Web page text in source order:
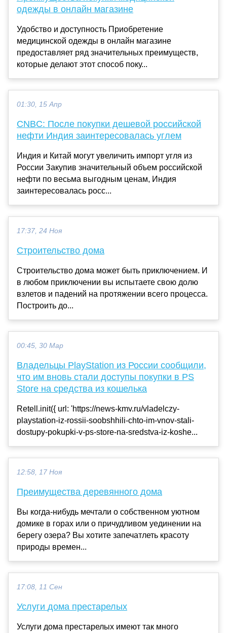
одежды в онлайн магазине
Удобство и доступность Приобретение
медицинской одежды в онлайн магазине
предоставляет ряд значительных преимуществ,
которые делают этот способ поку...
01:30, 15 Апр
CNBC: После покупки дешевой российской
нефти Индия заинтересовалась углем
Индия и Китай могут увеличить импорт угля из
России Закупив значительный объем российской
нефти по весьма выгодным ценам, Индия
заинтересовалась росс...
17:37, 24 Ноя
Строительство дома
Строительство дома может быть приключением. И
в любом приключении вы испытаете свою долю
взлетов и падений на протяжении всего процесса.
Построить до...
00:45, 30 Мар
Владельцы PlayStation из России сообщили,
что им вновь стали доступы покупки в PS
Store на средства из кошелька
Retell.init({ url: 'https://news-kmv.ru/vladelczy-
playstation-iz-rossii-soobshhili-chto-im-vnov-stali-
dostupy-pokupki-v-ps-store-na-sredstva-iz-koshe...
12:58, 17 Ноя
Преимущества деревянного дома
Вы когда-нибудь мечтали о собственном уютном
домике в горах или о причудливом уединении на
берегу озера? Вы хотите запечатлеть красоту
природы времен...
17:08, 11 Сен
Услуги дома престарелых
Услуги дома престарелых имеют так много